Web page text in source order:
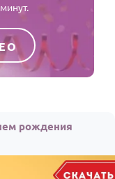
рождения